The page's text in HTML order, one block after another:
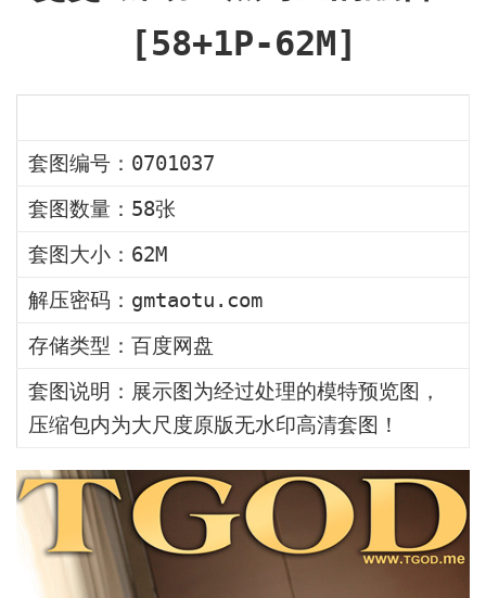
[58+1P-62M]
套图编号：0701037
套图数量：58张
套图大小：62M
解压密码：gmtaotu.com
存储类型：百度网盘
套图说明：展示图为经过处理的模特预览图，
压缩包内为大尺度原版无水印高清套图！